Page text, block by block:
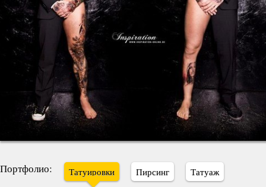
Портфолио: Татуировки Пирсинг Татуаж